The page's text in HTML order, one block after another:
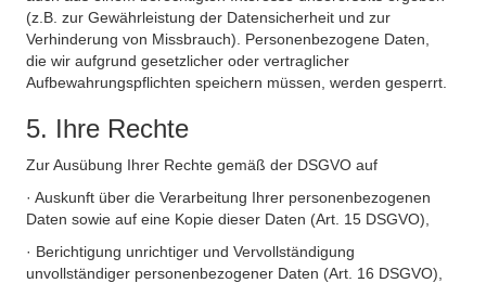
(z.B. zur Gewährleistung der Datensicherheit und zur
Verhinderung von Missbrauch). Personenbezogene Daten,
die wir aufgrund gesetzlicher oder vertraglicher
Aufbewahrungspflichten speichern müssen, werden gesperrt.
5. Ihre Rechte
Zur Ausübung Ihrer Rechte gemäß der DSGVO auf
· Auskunft über die Verarbeitung Ihrer personenbezogenen
Daten sowie auf eine Kopie dieser Daten (Art. 15 DSGVO),
· Berichtigung unrichtiger und Vervollständigung
unvollständiger personenbezogener Daten (Art. 16 DSGVO),